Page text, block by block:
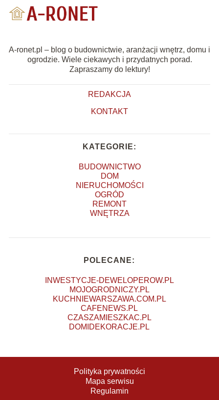
A-ronet.pl – blog o budownictwie, aranżacji wnętrz, domu i
ogrodzie. Wiele ciekawych i przydatnych porad.
Zapraszamy do lektury!
REDAKCJA
KONTAKT
KATEGORIE:
BUDOWNICTWO
DOM
NIERUCHOMOŚCI
OGRÓD
REMONT
WNĘTRZA
POLECANE:
INWESTYCJE-DEWELOPEROW.PL
MOJOGRODNICZY.PL
KUCHNIEWARSZAWA.COM.PL
CAFENEWS.PL
CZASZAMIESZKAC.PL
DOMIDEKORACJE.PL
Polityka prywatności
Mapa serwisu
Regulamin